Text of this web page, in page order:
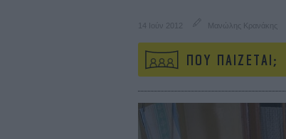
14 Ιούν 2012 Μανώλης Κρανάκης
ΠΟΥ ΠΑΙΖΕΤΑΙ;